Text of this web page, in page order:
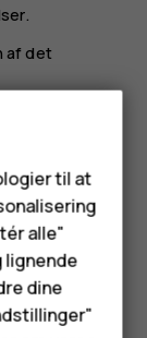
af det
med
til at
alle"
lignende
dine